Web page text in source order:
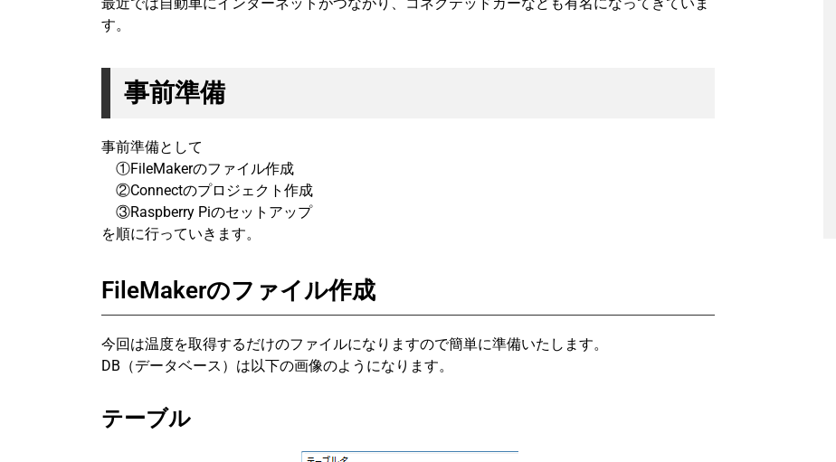
最近では自動車にインターネットがつながり、コネクテッドカーなども有名になってきていま
す。
事前準備
事前準備として
①FileMakerのファイル作成
②Connectのプロジェクト作成
③Raspberry Piのセットアップ
を順に行っていきます。
FileMakerのファイル作成
今回は温度を取得するだけのファイルになりますので簡単に準備いたします。
DB（データベース）は以下の画像のようになります。
テーブル